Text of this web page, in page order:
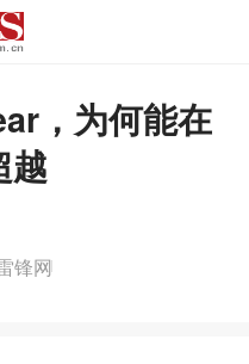
，为何能在
越
锋网